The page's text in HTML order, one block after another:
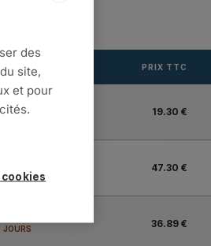
des
site,
et pour
PRIX TTC
SOUS
JOURS
19.30 €
JOURS
47.30 €
JOURS
36.89 €